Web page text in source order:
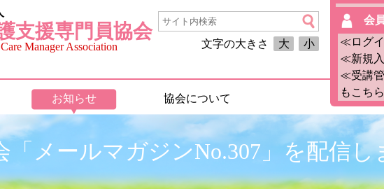
支援専門員協会
Manager Association 文字の大きさ 大 小
会
≪ログ
≪新規
≪受講
もこち
お知らせ 協会について
「メールマガジンNo.307」を配信し